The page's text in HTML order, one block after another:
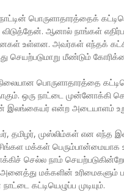
பொருளாதாரத்தைக்
விடுத்தேன். ஆனால் நாங்கள்
உள்ளன. அவர்கள் எந்தக்
செயற்படுமாறு மீண்டும்
பொருளாதாரத்தை
ஒரு நாட்டை முன்னோக்கி
இலங்கையர் என்ற அடையாளம்
தமிழர், முஸ்லிம்கள் என
சிங்கள மக்கள்
செல்ல நாம்
அனைத்து மக்களின்
கட்டியெழுப்ப முடியும்.